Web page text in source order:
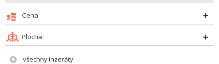
Cena
Plocha
všechny inzeráty